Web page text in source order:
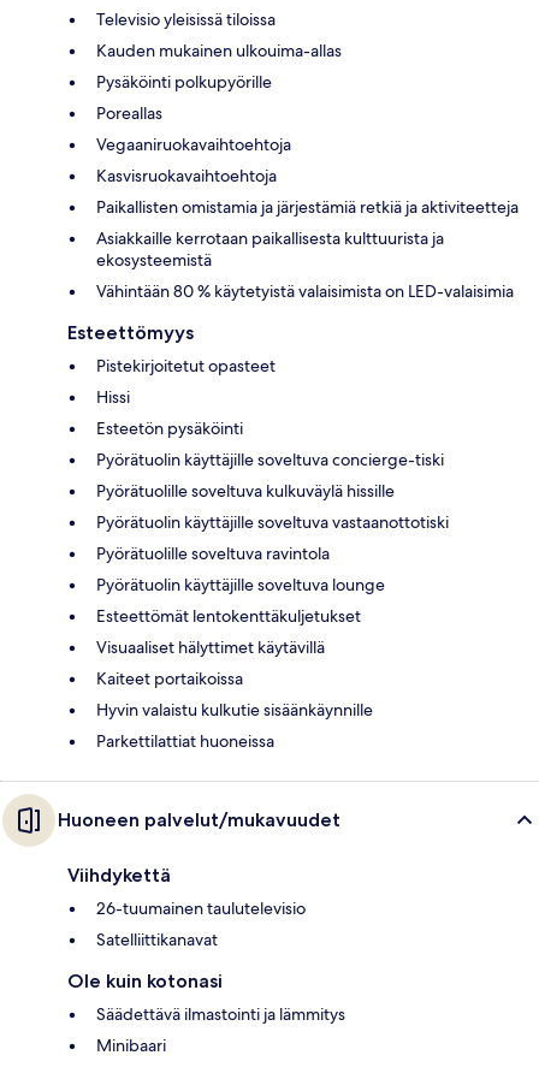
Televisio yleisissä tiloissa
Kauden mukainen ulkouima-allas
Pysäköinti polkupyörille
Poreallas
Vegaaniruokavaihtoehtoja
Kasvisruokavaihtoehtoja
Paikallisten omistamia ja järjestämiä retkiä ja aktiviteetteja
Asiakkaille kerrotaan paikallisesta kulttuurista ja
ekosysteemistä
Vähintään 80 % käytetyistä valaisimista on LED-valaisimia
Esteettömyys
Pistekirjoitetut opasteet
Hissi
Esteetön pysäköinti
Pyörätuolin käyttäjille soveltuva concierge-tiski
Pyörätuolille soveltuva kulkuväylä hissille
Pyörätuolin käyttäjille soveltuva vastaanottotiski
Pyörätuolille soveltuva ravintola
Pyörätuolin käyttäjille soveltuva lounge
Esteettömät lentokenttäkuljetukset
Visuaaliset hälyttimet käytävillä
Kaiteet portaikoissa
Hyvin valaistu kulkutie sisäänkäynnille
Parkettilattiat huoneissa
Huoneen palvelut/mukavuudet
Viihdykettä
26-tuumainen taulutelevisio
Satelliittikanavat
Ole kuin kotonasi
Säädettävä ilmastointi ja lämmitys
Minibaari